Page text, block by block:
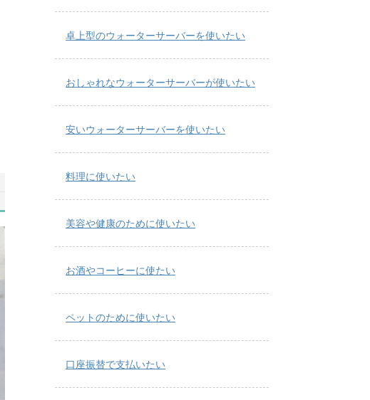
卓上型のウォーターサーバーを使いたい
おしゃれなウォーターサーバーが使いたい
安いウォーターサーバーを使いたい
料理に使いたい
美容や健康のために使いたい
お酒やコーヒーに使たい
ペットのために使いたい
口座振替で支払いたい